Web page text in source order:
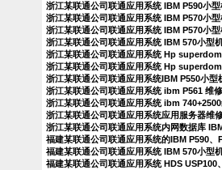
浙江某联通公司联通应用系统 IBM P590小
浙江某联通公司联通应用系统 IBM P570小
浙江某联通公司联通应用系统 IBM P570小
浙江某联通公司联通应用系统 IBM 570小型
浙江某联通公司联通应用系统 Hp
浙江某联通公司联通应用系统 Hp
浙江某联通公司联通应用系统IBM P550小型
浙江某联通公司联通应用系统 ibm P561 维
浙江某联通公司联通应用系统 ibm
浙江某联通公司联通应用系统应用服务器维
浙江某联通公司联通应用系统内网数据库
福建某联通公司联通应用系统的IBM P590
福建某联通公司联通应用系统 IBM 570小型
福建某联通公司联通应用系统 HDS